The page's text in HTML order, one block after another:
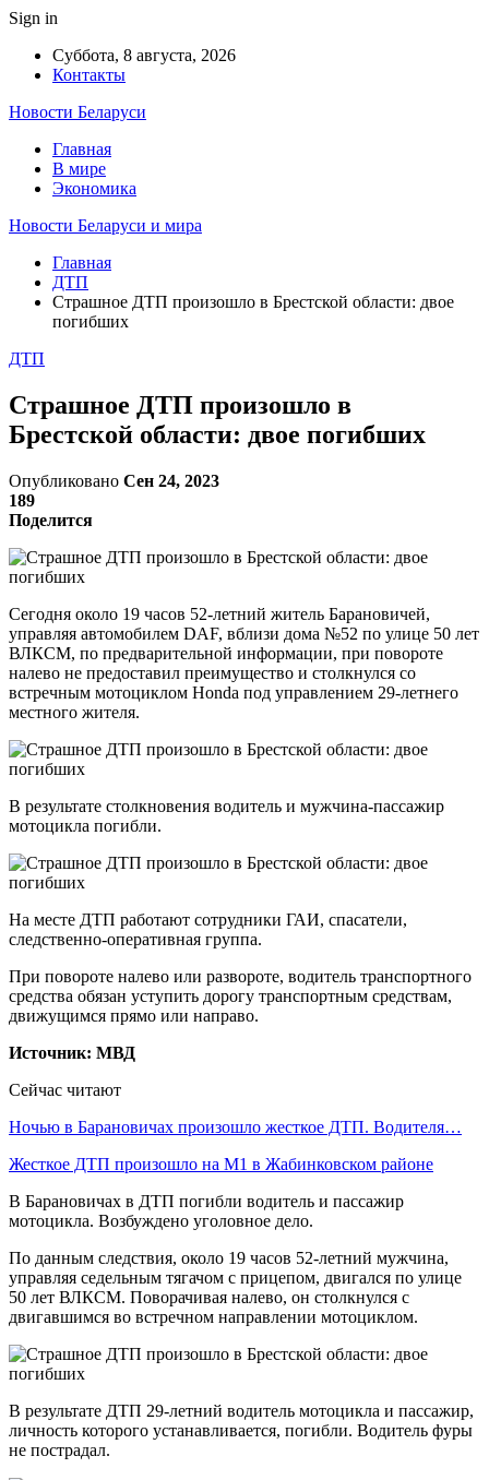
Sign in
Суббота, 8 августа, 2026
Контакты
Новости Беларуси
Главная
В мире
Экономика
Новости Беларуси и мира
Главная
ДТП
Страшное ДТП произошло в Брестской области: двое
погибших
ДТП
Страшное ДТП произошло в
Брестской области: двое погибших
Опубликовано Сен 24, 2023
189
Поделится
Сегодня около 19 часов 52-летний житель Барановичей,
управляя автомобилем DAF, вблизи дома №52 по улице 50 лет
ВЛКСМ, по предварительной информации, при повороте
налево не предоставил преимущество и столкнулся со
встречным мотоциклом Honda под управлением 29-летнего
местного жителя.
В результате столкновения водитель и мужчина-пассажир
мотоцикла погибли.
На месте ДТП работают сотрудники ГАИ, спасатели,
следственно-оперативная группа.
При повороте налево или развороте, водитель транспортного
средства обязан уступить дорогу транспортным средствам,
движущимся прямо или направо.
Источник: МВД
Сейчас читают
Ночью в Барановичах произошло жесткое ДТП. Водителя…
Жесткое ДТП произошло на М1 в Жабинковском районе
В Барановичах в ДТП погибли водитель и пассажир
мотоцикла. Возбуждено уголовное дело.
По данным следствия, около 19 часов 52-летний мужчина,
управляя седельным тягачом с прицепом, двигался по улице
50 лет ВЛКСМ. Поворачивая налево, он столкнулся с
двигавшимся во встречном направлении мотоциклом.
В результате ДТП 29-летний водитель мотоцикла и пассажир,
личность которого устанавливается, погибли. Водитель фуры
не пострадал.